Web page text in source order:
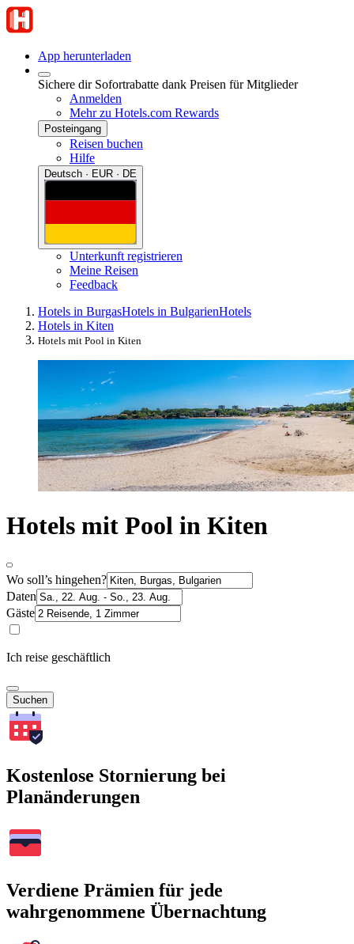
App herunterladen
Sichere dir Sofortrabatte dank Preisen für Mitglieder
Anmelden
Mehr zu Hotels.com Rewards
Posteingang
Reisen buchen
Hilfe
Deutsch · EUR · DE
Unterkunft registrieren
Meine Reisen
Feedback
Hotels in BurgasHotels in BulgarienHotels
Hotels in Kiten
Hotels mit Pool in Kiten
Hotels mit Pool in Kiten
Wo soll’s hingehen?
Daten
Gäste
Ich reise geschäftlich
Suchen
Kostenlose Stornierung bei
Planänderungen
Verdiene Prämien für jede
wahrgenommene Übernachtung